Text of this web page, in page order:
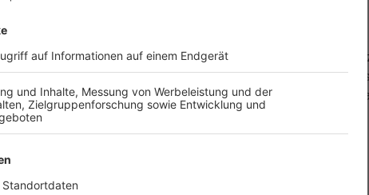
Dazu gibt es Schmuck und eine Vorleserunde für Kinder, die
Produkte und die Tanzsportabteilung des TuS Wesseling fordert
Uhr gibt es dann auch Livemusik. Die meisten Geschäfte haben
21 Uhr offen. Der letzte Feierabendmarkt in diesem Jahr findet